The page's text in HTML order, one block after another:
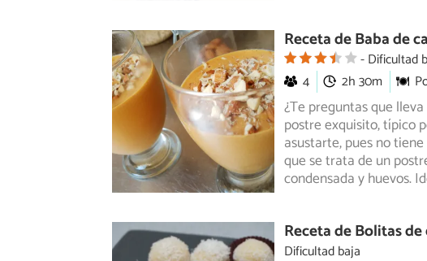
Receta de Baba de
Dificultad
4
2h 30m
¿Te preguntas que
postre exquisito, típico
asustarte,pues no
que se trata de un
condensada y huevos.
Receta de Bolitas
Dificultad baja